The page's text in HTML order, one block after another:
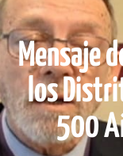
Mensaje
los
500